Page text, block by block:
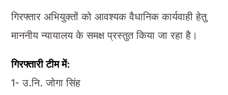
गिरफ्तार अभियुक्तों को आवश्यक वैधानिक कार्यवाही हेतु
माननीय न्यायालय के समक्ष प्रस्तुत किया जा रहा है।
गिरफ्तारी टीम में:
1- उ.नि. जोगा सिंह